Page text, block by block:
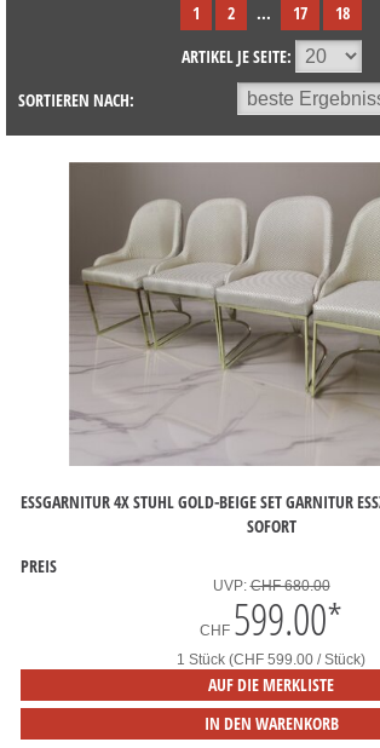
1 2 ... 17
18
ARTIKEL JE SEITE:
SORTIEREN NACH:
ESSGARNITUR 4X STUHL GOLD-BEIGE SET GARNITUR
SOFORT
PREIS
UVP:CHF 680.00
CHF 599.00*
1 Stück (CHF 599.00 / Stück)
AUF DIE MERKLISTE
IN DEN WARENKORB